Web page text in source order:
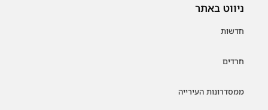
ניווט באתר
חדשות
חרדים
ממסדרונות העירייה